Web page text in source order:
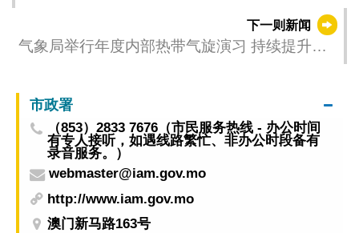
下一则新闻
气象局举行年度内部热带气旋演习 持续提升应
市政署
（853）2833 7676（市民服务热线 - 办公时间
有专人接听，如遇线路繁忙、非办公时段备有
录音服务。）
webmaster@iam.gov.mo
http://www.iam.gov.mo
澳门新马路163号